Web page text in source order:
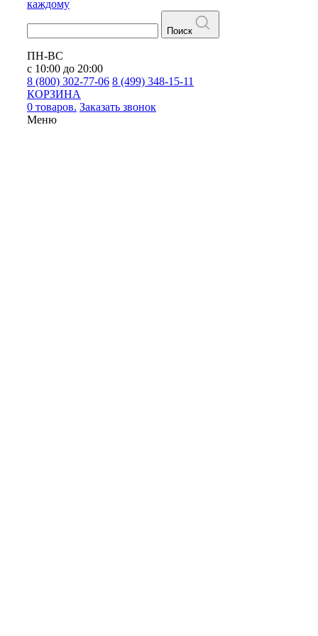
каждому
Поиск
ПН-ВС
с 10:00 до 20:00
8 (800) 302-77-06 8 (499) 348-15-11
КОРЗИНА
0 товаров. Заказать звонок
Меню